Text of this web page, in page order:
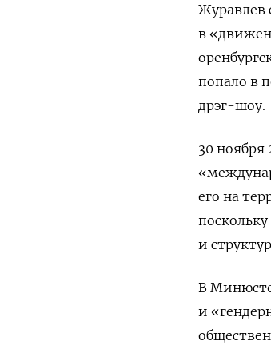
Журавлев
в
попало в
дрэг-шоу.
30
его на
и
В
и